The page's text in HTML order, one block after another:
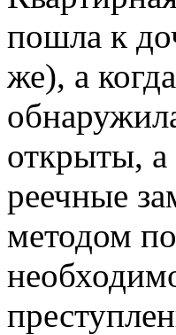
пошла к
же), а
открыты, а
реечные
методом